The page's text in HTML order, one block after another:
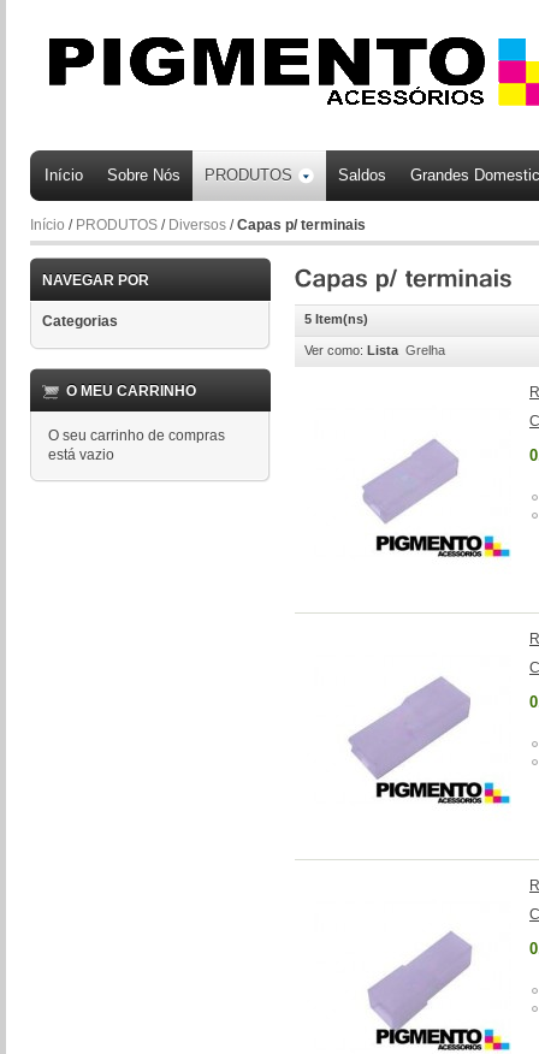
Início Sobre Nós PRODUTOS Saldos Grandes
Início / PRODUTOS / Diversos /Capas p/ terminais
NAVEGAR POR
Categorias
O MEU CARRINHO
O seu carrinho de compras
está vazio
5 Item(ns)
Ver como: Lista Grelha